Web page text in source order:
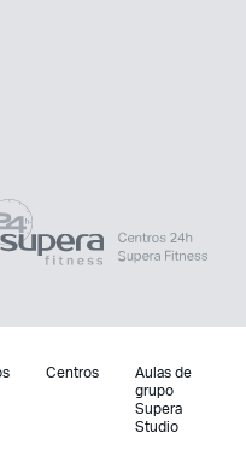
Centros
Aulas de
grupo
Supera
Studio